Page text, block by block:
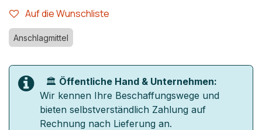
Auf die Wunschliste
Anschlagmittel
🏛️ Öffentliche Hand & Unternehmen:
Wir kennen Ihre Beschaffungswege und
bieten selbstverständlich Zahlung auf
Rechnung nach Lieferung an.